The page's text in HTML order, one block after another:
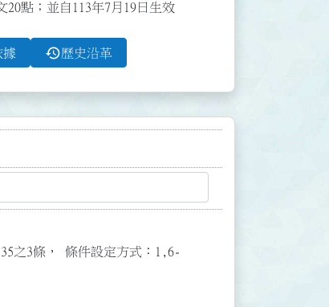
20點；並自113年7月19日生效
據 history歷史沿革
之3條， 條件設定方式：1,6-